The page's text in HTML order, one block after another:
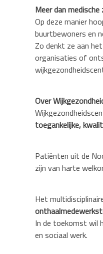
Meer dan medische
Op deze manier
buurtbewoners en
Zo denkt ze aan
organisaties of
Over
toegankelijke,
Patiënten uit de
zijn van harte
Het
In de toekomst wil
en sociaal werk.